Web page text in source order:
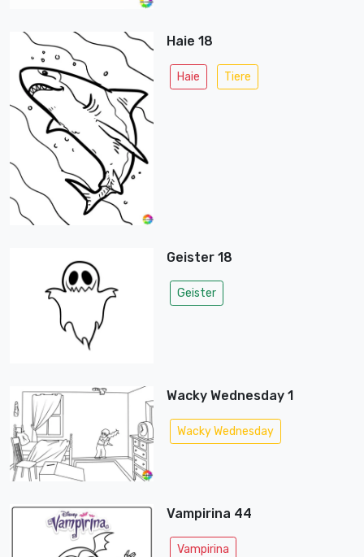
Haie 18
Haie Tiere
Geister 18
Geister
Wacky Wednesday 1
Wacky Wednesday
Vampirina 44
Vampirina